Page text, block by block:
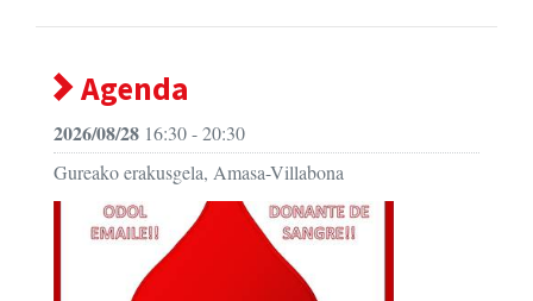
Agenda
2026/08/28 16:30 - 20:30
Gureako erakusgela, Amasa-Villabona